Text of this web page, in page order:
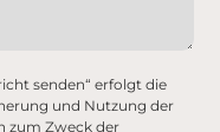
senden“ erfolgt die
und Nutzung der
zum Zweck der